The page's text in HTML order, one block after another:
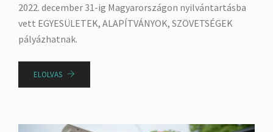
2022. december 31-ig Magyarországon nyilvántartásba
vett EGYESÜLETEK, ALAPÍTVÁNYOK, SZÖVETSÉGEK
pályázhatnak.
ELOLVAS